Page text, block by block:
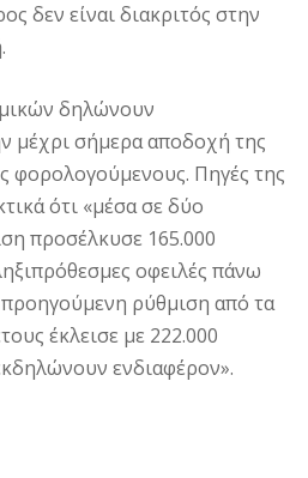
δεν είναι διακριτός στην
δηλώνουν
μέχρι σήμερα αποδοχή της
φορολογούμενους. Πηγές της
ότι «μέσα σε δύο
προσέλκυσε 165.000
οφειλές πάνω
ρύθμιση από τα
έκλεισε με 222.000
ενδιαφέρον».